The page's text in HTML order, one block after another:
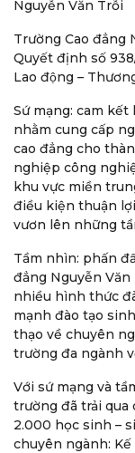
Nguyễn Văn Trỗi
Trường Cao đẳng
Quyết định số
Lao động –
Sứ mạng: cam
nhằm cung cấp
cao đẳng cho
nghiệp công
khu vực miền
điều kiện thuận
vươn lên những
Tầm nhìn: phấn
đẳng Nguyễn
nhiều hình thức
mạnh đào tạo
thạo về chuyên
trường đa ngành
Với sứ mạng và
trường đã trải qua
2.000 học sinh –
chuyên ngành: